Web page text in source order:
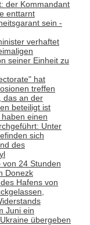
der Kommandant
enttarnt
sein -
verhaftet
seiner Einheit zu
hat
treffen
das an der
beteiligt ist
einen
Unter
sich
des
24 Stunden
Donezk
Hafens von
Juni ein
übergeben